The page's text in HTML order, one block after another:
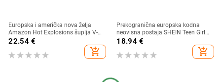
Europska i američka nova želja
Amazon Hot Explosions šuplja V-
izrez kratkih rukava s uskim
rukavima i šišmiš rukavima, nova
majica
22.54€
add_shopping_cart
Prekogranična europska kodna
neovisna postaja SHEIN Teen Girl
Music Festival Casual Short Sl
18.94€
add_shopping_cart